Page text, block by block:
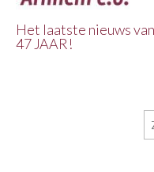
Het laatste nieuws
47 JAAR!